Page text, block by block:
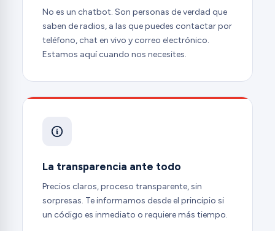
No es un chatbot. Son personas de verdad que
saben de radios, a las que puedes contactar por
teléfono, chat en vivo y correo electrónico.
Estamos aquí cuando nos necesites.
La transparencia ante todo
Precios claros, proceso transparente, sin
sorpresas. Te informamos desde el principio si
un código es inmediato o requiere más tiempo.